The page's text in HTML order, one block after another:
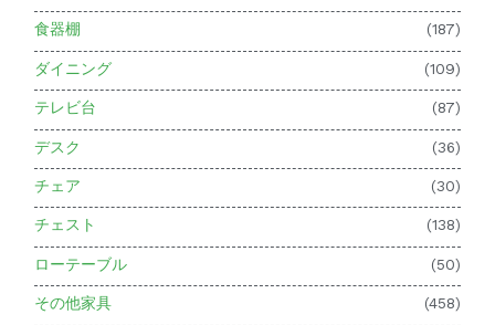
食器棚 (187)
ダイニング (109)
テレビ台 (87)
デスク (36)
チェア (30)
チェスト (138)
ローテーブル (50)
その他家具 (458)